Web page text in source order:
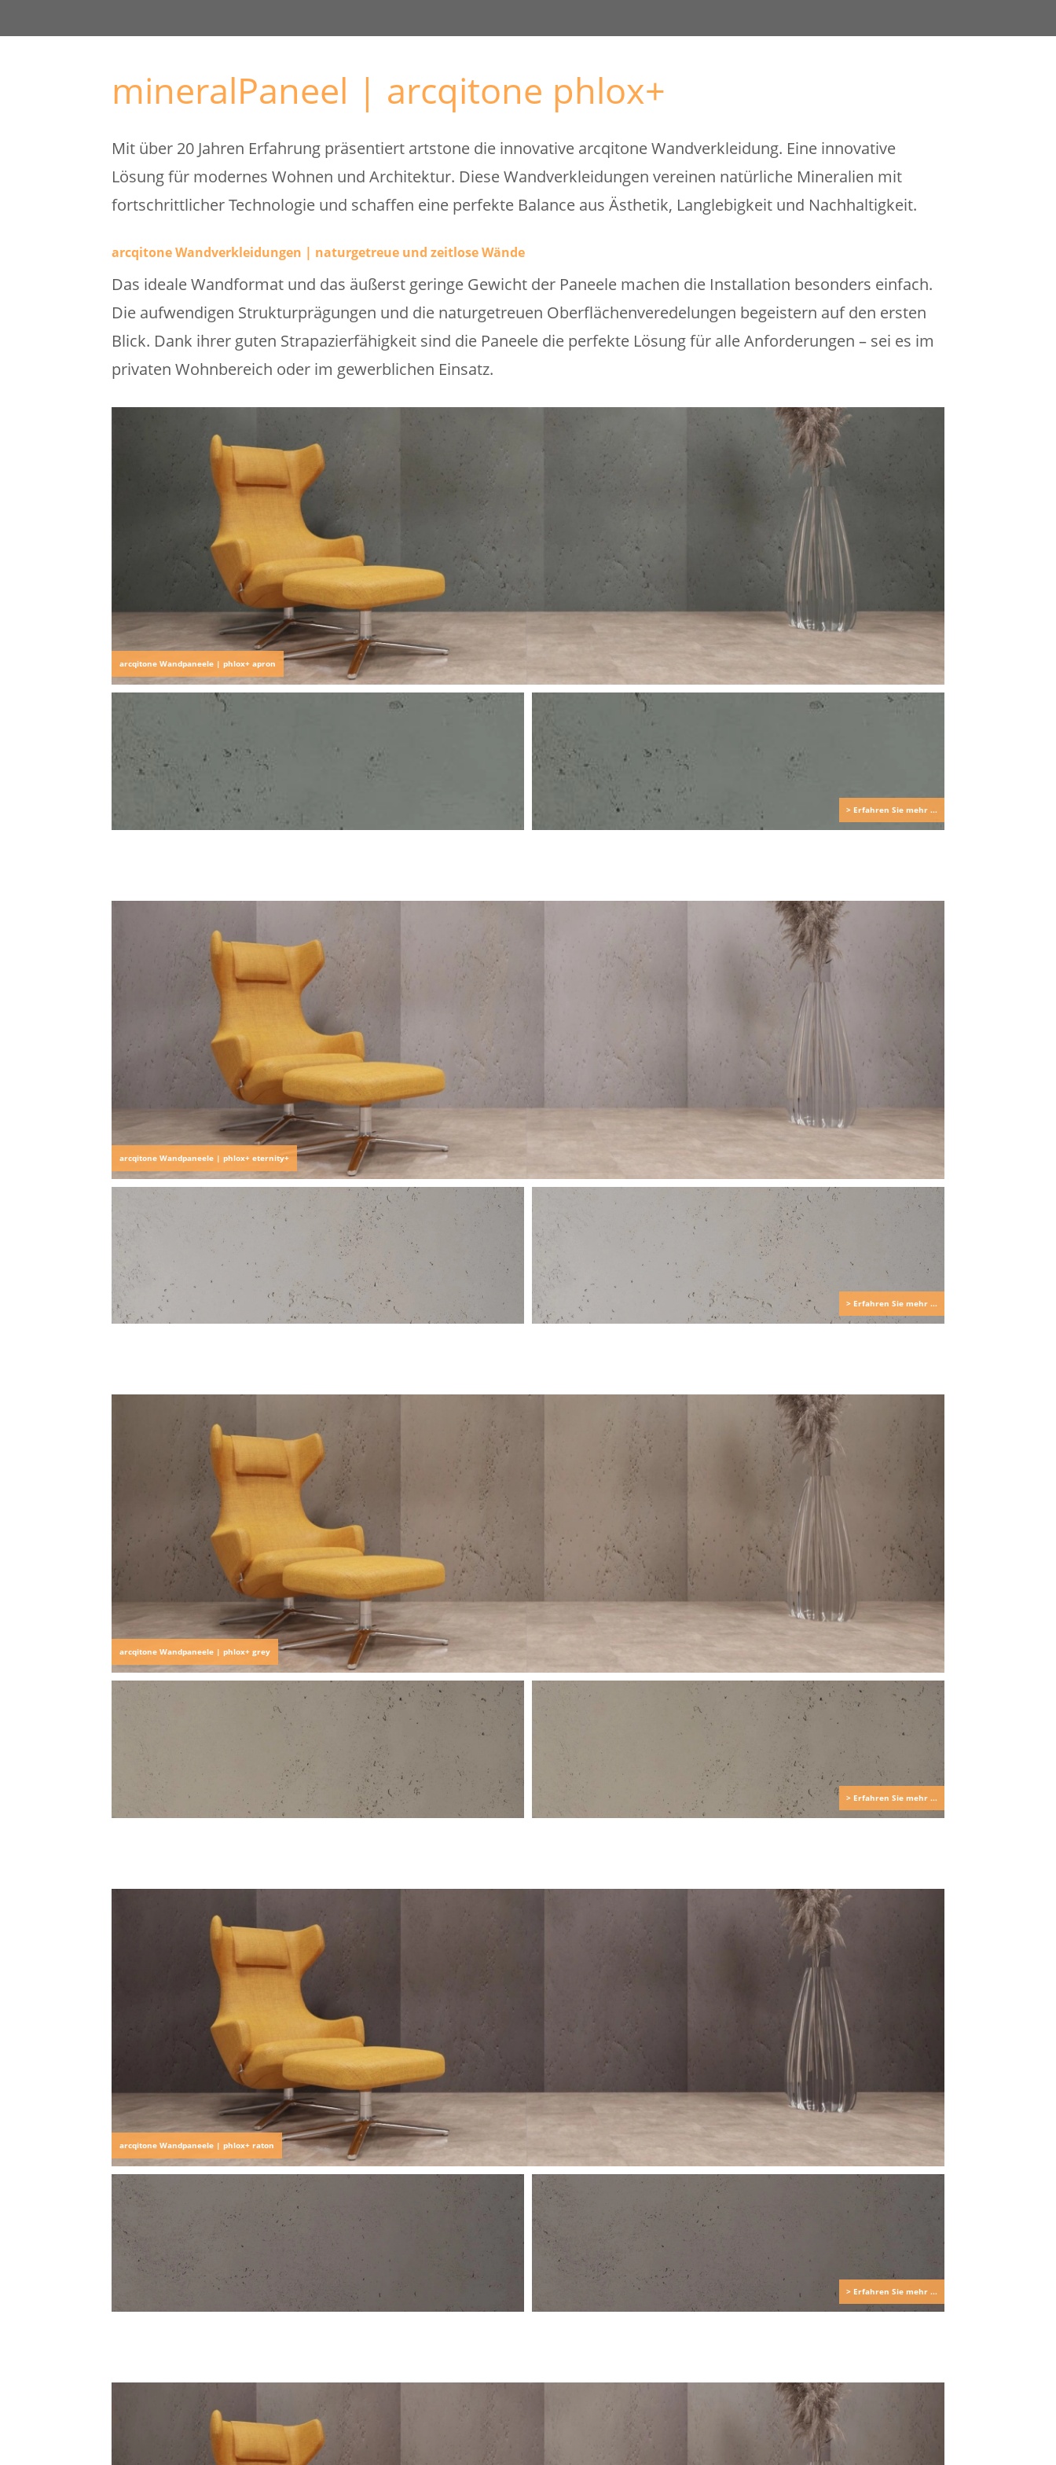
mineralPaneel | arcqitone phlox+
Mit über 20 Jahren Erfahrung präsentiert artstone die innovative arcqitone Wandverkleidung. Eine innovative
Lösung für modernes Wohnen und Architektur. Diese Wandverkleidungen vereinen natürliche Mineralien mit
fortschrittlicher Technologie und schaffen eine perfekte Balance aus Ästhetik, Langlebigkeit und Nachhaltigkeit.
arcqitone Wandverkleidungen | naturgetreue und zeitlose Wände
Das ideale Wandformat und das äußerst geringe Gewicht der Paneele machen die Installation besonders einfach.
Die aufwendigen Strukturprägungen und die naturgetreuen Oberflächenveredelungen begeistern auf den ersten
Blick. Dank ihrer guten Strapazierfähigkeit sind die Paneele die perfekte Lösung für alle Anforderungen – sei es im
privaten Wohnbereich oder im gewerblichen Einsatz.
arcqitone Wandpaneele | phlox+ apron
> Erfahren Sie mehr ...
arcqitone Wandpaneele | phlox+ eternity+
> Erfahren Sie mehr ...
arcqitone Wandpaneele | phlox+ grey
> Erfahren Sie mehr ...
arcqitone Wandpaneele | phlox+ raton
> Erfahren Sie mehr ...